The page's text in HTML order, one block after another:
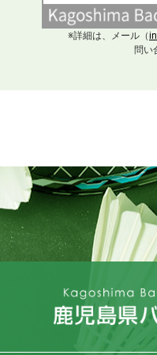
※詳細は、メール（
問い